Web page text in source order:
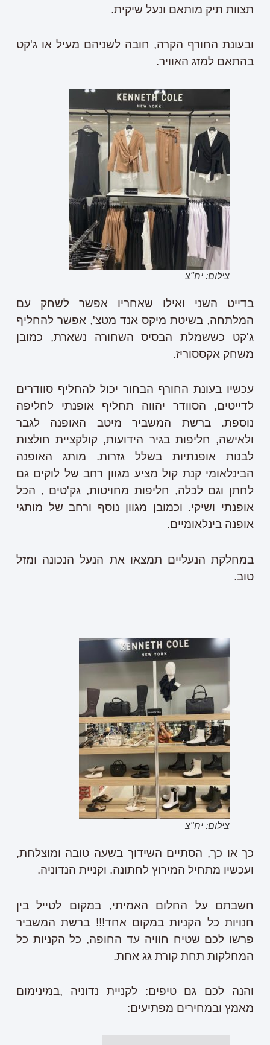
תצוות תיק מותאם ונעל שיקית.
ובעונת החורף הקרה, חובה לשניהם מעיל או ג'קט
בהתאם למזג האוויר.
צילום: יח"צ
בדייט השני ואילו שאחריו אפשר לשחק עם
המלתחה, בשיטת מיקס אנד מטצ', אפשר להחליף
ג'קט כששמלת הבסיס השחורה נשארת, כמובן
משחק אקססוריז.
עכשיו בעונת החורף הבחור יכול להחליף סוודרים
לדייטים, הסוודר יהווה תחליף אופנתי לחליפה
נוספת. ברשת המשביר מיטב האופנה לגבר
ולאישה, חליפות בגיר הידועות, קולקציית חולצות
לבנות אופנתיות בשלל גזרות. מותג האופנה
הבינלאומי קנת קול מציע מגוון רחב של לוקים גם
לחתן וגם לכלה, חליפות מחויטות, גק'טים , הכל
אופנתי ושיקי. וכמובן מגוון נוסף ורחב של מותגי
אופנה בינלאומיים.
במחלקת הנעליים תמצאו את הנעל הנכונה ומזל
טוב.
צילום: יח"צ
כך או כך, הסתיים השידוך בשעה טובה ומוצלחת,
ועכשיו מתחיל המירוץ לחתונה. וקניית הנדוניה.
חשבתם על החלום האמיתי, במקום לטייל בין
חנויות כל הקניות במקום אחד!!! ברשת המשביר
פרשו לכם שטיח חוויה עד החופה, כל הקניות כל
המחלקות תחת קורת גג אחת.
והנה לכם גם טיפים: לקניית נדוניה ,במינימום
מאמץ ובמחירים מפתיעים: